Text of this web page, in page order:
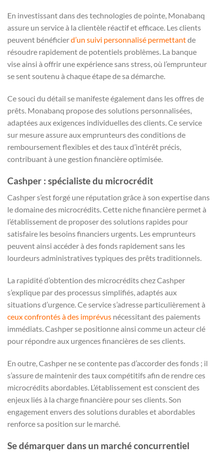
En investissant dans des technologies de pointe, Monabanq
assure un service à la clientèle réactif et efficace. Les clients
peuvent bénéficierd’un suivi personnalisé permettantde
résoudre rapidement de potentiels problèmes. La banque
vise ainsi à offrir une expérience sans stress, où l’emprunteur
se sent soutenu à chaque étape de sa démarche.
Ce souci du détail se manifeste également dans les offres de
prêts. Monabanq propose des solutions personnalisées,
adaptées aux exigences individuelles des clients. Ce service
sur mesure assure aux emprunteurs des conditions de
remboursement flexibles et des taux d’intérêt précis,
contribuant à une gestion financière optimisée.
Cashper : spécialiste du microcrédit
Cashper s’est forgé une réputation grâce à son expertise dans
le domaine des microcrédits. Cette niche financière permet à
l’établissement de proposer des solutions rapides pour
satisfaire les besoins financiers urgents. Les emprunteurs
peuvent ainsi accéder à des fonds rapidement sans les
lourdeurs administratives typiques des prêts traditionnels.
La rapidité d’obtention des microcrédits chez Cashper
s’explique par des processus simplifiés, adaptés aux
situations d’urgence. Ce service s’adresse particulièrement à
ceux confrontés à des imprévus nécessitant des paiements
immédiats. Cashper se positionne ainsi comme un acteur clé
pour répondre aux urgences financières de ses clients.
En outre, Cashper ne se contente pas d’accorder des fonds ; il
s’assure de maintenir des taux compétitifs afin de rendre ces
microcrédits abordables. L’établissement est conscient des
enjeux liés à la charge financière pour ses clients. Son
engagement envers des solutions durables et abordables
renforce sa position sur le marché.
Se démarquer dans un marché concurrentiel